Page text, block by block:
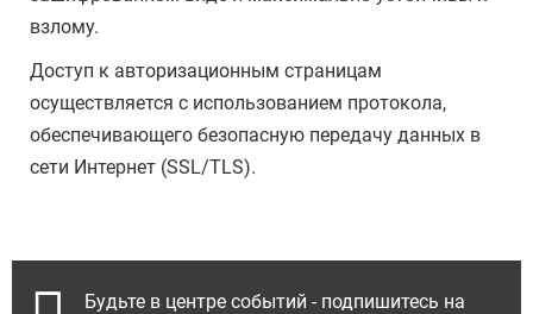
взлому.
Доступ к авторизационным страницам
осуществляется с использованием протокола,
обеспечивающего безопасную передачу данных в
сети Интернет (SSL/TLS).
Будьте в центре событий - подпишитесь на